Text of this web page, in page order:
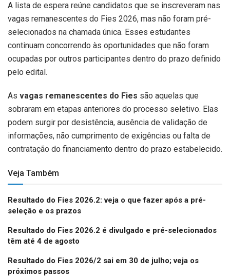
A lista de espera reúne candidatos que se inscreveram nas
vagas remanescentes do Fies 2026, mas não foram pré-
selecionados na chamada única. Esses estudantes
continuam concorrendo às oportunidades que não foram
ocupadas por outros participantes dentro do prazo definido
pelo edital.
As vagas remanescentes do Fies são aquelas que
sobraram em etapas anteriores do processo seletivo. Elas
podem surgir por desistência, ausência de validação de
informações, não cumprimento de exigências ou falta de
contratação do financiamento dentro do prazo estabelecido.
Veja Também
Resultado do Fies 2026.2: veja o que fazer após a pré-
seleção e os prazos
Resultado do Fies 2026.2 é divulgado e pré-selecionados
têm até 4 de agosto
Resultado do Fies 2026/2 sai em 30 de julho; veja os
próximos passos